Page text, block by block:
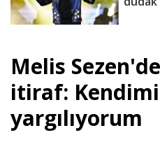
Melis
itiraf:
yargılıyorum